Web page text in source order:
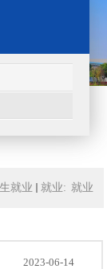
就业 就业: 就业
2023-06-14